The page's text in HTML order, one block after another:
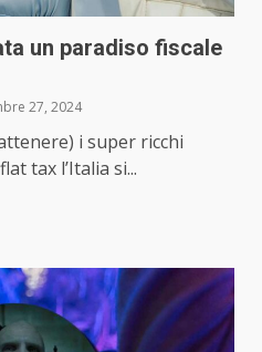
un paradiso fiscale
27, 2024
i super ricchi
tax l’Italia si...